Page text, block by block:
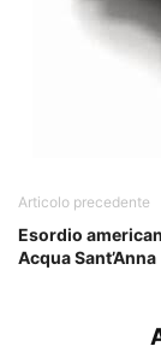
Articolo precedente
Esordio
Acqua Sant’Anna